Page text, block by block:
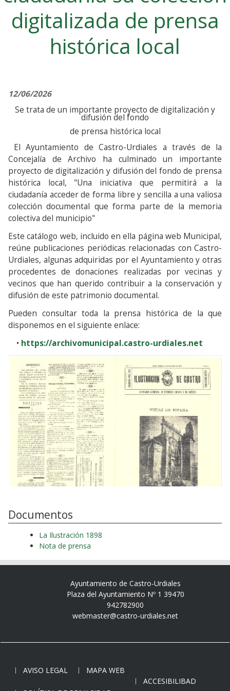
digitalizada de prensa
histórica local
12/06/2026
Se trata de un importante proyecto de digitalización y
difusión del fondo
de prensa histórica local
El Ayuntamiento de Castro-Urdiales a través de la
Concejalía de Archivo ha culminado un importante
proyecto de digitalización y difusión del fondo de prensa
histórica local, "Una iniciativa que permitirá a la
ciudadanía acceder de forma libre y sencilla a una valiosa
colección documental que forma parte de la memoria
colectiva del municipio"
Este catálogo web, incluido en ella página web Municipal,
reúne publicaciones periódicas relacionadas con Castro-
Urdiales, algunas adquiridas por el Ayuntamiento y otras
procedentes de donaciones realizadas por vecinas y
vecinos que han querido contribuir a la conservación y
difusión de este patrimonio documental.
Pueden consultar toda la prensa histórica de la que
disponemos en el siguiente enlace:
• https://archivomunicipal.castro-urdiales.net
Documentos
La Ilustración 1898
Nota de prensa
Ayuntamiento de Castro-Urdiales
Plaza del Ayuntamiento Nº 1 39470
942782900
webmaster@castro-urdiales.net
AVISO LEGAL
MAPA WEB
ACCESIBILIBAD